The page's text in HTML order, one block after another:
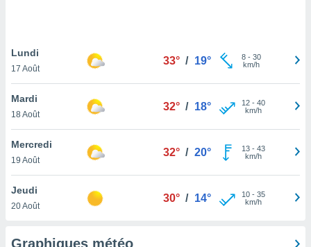
notre
que
et que
Lundi
17 Août
33° / 19° 8- 30
km/h
Mardi
18 Août
32° / 18° 12- 40
km/h
Mercredi
19 Août
32° / 20° 13- 43
km/h
Jeudi
20 Août
30° / 14° 10- 35
km/h
Graphiques météo